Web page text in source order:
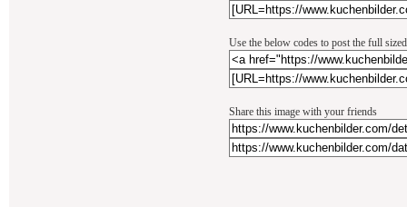
Use the below codes to post the full
Share this image with your friends